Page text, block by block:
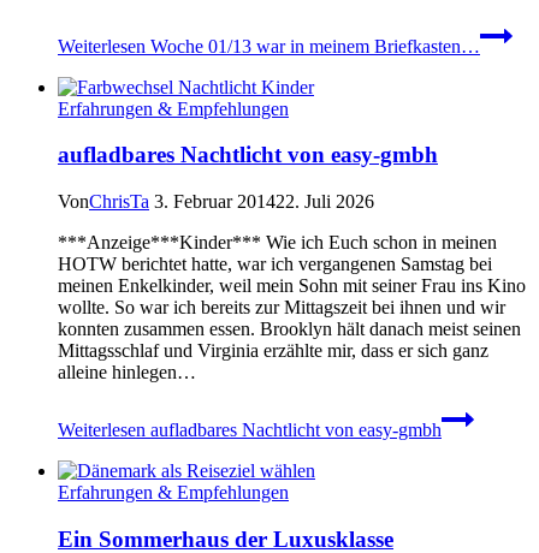
Weiterlesen Woche 01/13 war in meinem Briefkasten…
Erfahrungen & Empfehlungen
aufladbares Nachtlicht von easy-gmbh
VonChrisTa 3. Februar 201422. Juli 2026
***Anzeige***Kinder*** Wie ich Euch schon in meinen
HOTW berichtet hatte, war ich vergangenen Samstag bei
meinen Enkelkinder, weil mein Sohn mit seiner Frau ins Kino
wollte. So war ich bereits zur Mittagszeit bei ihnen und wir
konnten zusammen essen. Brooklyn hält danach meist seinen
Mittagsschlaf und Virginia erzählte mir, dass er sich ganz
alleine hinlegen…
Weiterlesen aufladbares Nachtlicht von easy-gmbh
Erfahrungen & Empfehlungen
Ein Sommerhaus der Luxusklasse